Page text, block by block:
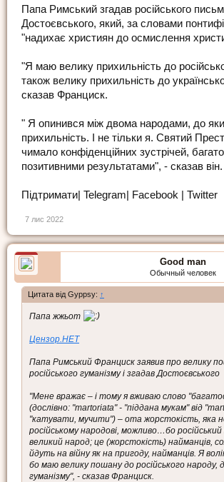
Папа Римський згадав російського
Достоєвського, який, за словами
"надихає християн до осмислення
"Я маю велику прихильність до
також велику прихильність до
сказав Франциск.
" Я опинився між двома народами, до
прихильність. І не тільки я. Святий
чимало конфіденційних зустрічей,
позитивними результатами", - сказав він.
Підтримати| Telegram| Facebook | Twitter
7 лис 2022
Good man
Обычный человек
Цитата від Gyppsy: ↑
Папа жжьот
Цензор.НЕТ
Папа Римський Франциск заявив про велику
російського гуманізму і згадав Достоєвського
"Мене вражає – і тому я вживаю слово
(дослівно: "martoriata" - "піддана мукам" від
"катувати, мучити") – ота жорстокість, яка
російському народові, можливо…бо
великий народ; це (жорстокість) найманців,
йдуть на війну як на пригоду, найманців. Я
бо маю велику пошану до російського народу,
гуманізму", - сказав Франциск.